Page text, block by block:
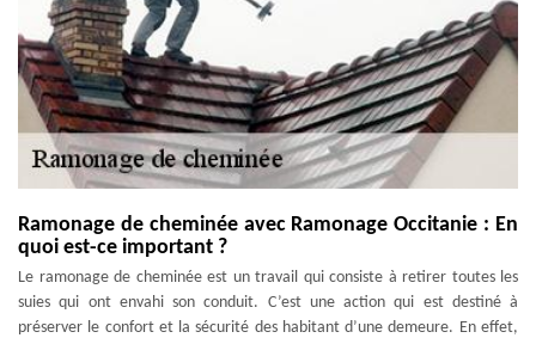
Ramonage de cheminée avec Ramonage Occitanie : En
quoi est-ce important ?
Le ramonage de cheminée est un travail qui consiste à retirer toutes les
suies qui ont envahi son conduit. C’est une action qui est destiné à
préserver le confort et la sécurité des habitant d’une demeure. En effet,